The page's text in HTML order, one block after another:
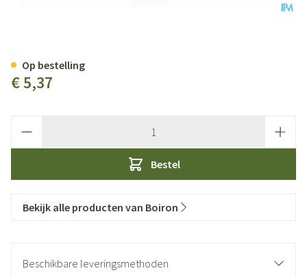
€ 5,37
Bestel
Op bestelling
Bekijk alle producten van Boiron
Beschikbare leveringsmethoden